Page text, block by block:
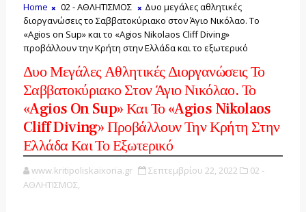
Home 02 - ΑΘΛΗΤΙΣΜΟΣ
Δυο μεγάλες αθλητικές
διοργανώσεις το Σαββατοκύριακο στον Άγιο Νικόλαο. Το
«Agios on Sup» και το «Agios Nikolaos Cliff Diving»
προβάλλουν την Κρήτη στην Ελλάδα και το εξωτερικό
Δυο Μεγάλες Αθλητικές Διοργανώσεις Το
Σαββατοκύριακο Στον Άγιο Νικόλαο. Το
«Agios On Sup» Και Το «Agios Nikolaos
Cliff Diving» Προβάλλουν Την Κρήτη Στην
Ελλάδα Και Το Εξωτερικό
www.kritipoliskaixoria.gr Σεπτεμβρίου 22, 2022
02 -
ΑΘΛΗΤΙΣΜΟΣ,